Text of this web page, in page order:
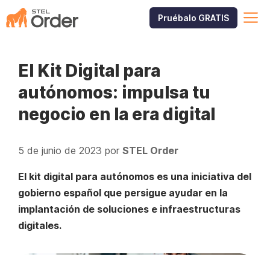
Saltar
al
Pruébalo GRATIS
El Kit Digital para
autónomos: impulsa tu
negocio en la era digital
5 de junio de 2023 por STEL Order
El kit digital para autónomos es una iniciativa del
gobierno español que persigue ayudar en la
implantación de soluciones e infraestructuras
digitales.